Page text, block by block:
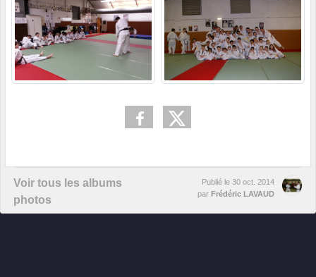
Voir tous les albums
photos
Publié le 30 oct. 2014
par Frédéric LAVAUD